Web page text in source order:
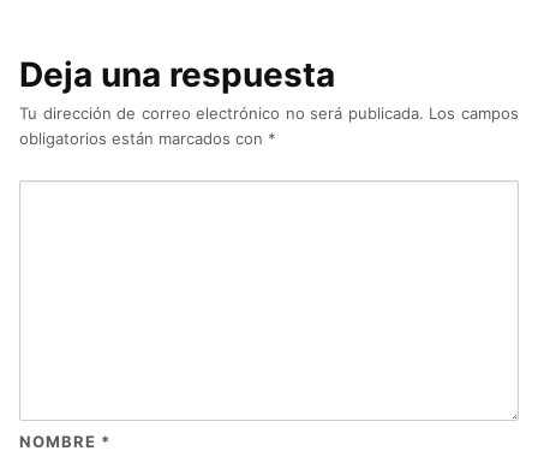
Deja una respuesta
Tu dirección de correo electrónico no será publicada. Los campos
obligatorios están marcados con *
NOMBRE *